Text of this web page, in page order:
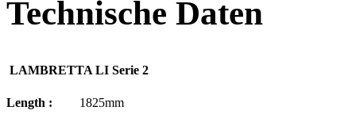
Technische Daten
LAMBRETTA LI Serie 2
Length :
1825mm